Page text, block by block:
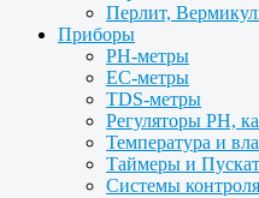
Перлит,
Приборы
PH-метры
EC-метры
TDS-метры
Регуляторы PH,
Температура и
Таймеры и
Системы контроля